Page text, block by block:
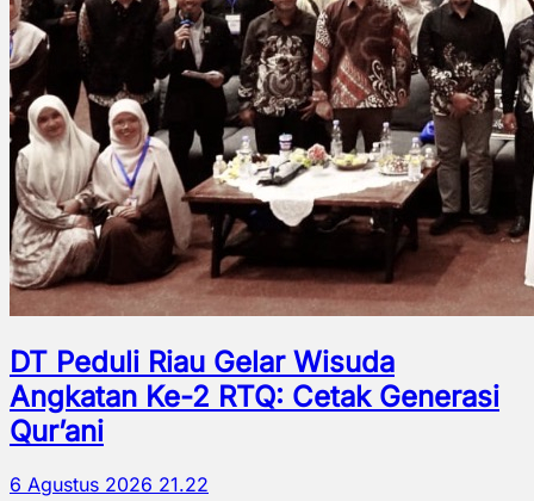
DT Peduli Riau Gelar Wisuda
Angkatan Ke-2 RTQ: Cetak Generasi
Qur’ani
6 Agustus 2026 21.22